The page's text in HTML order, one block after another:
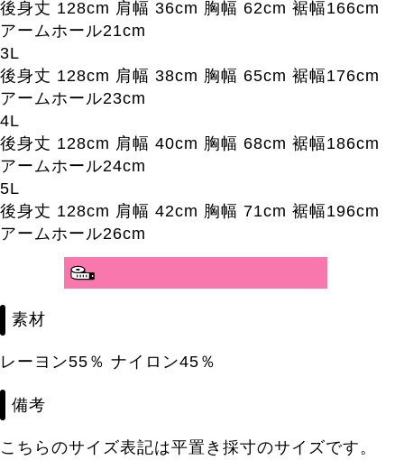
後身丈 128cm 肩幅 36cm 胸幅 62cm 裾幅166cm
アームホール21cm
3L
後身丈 128cm 肩幅 38cm 胸幅 65cm 裾幅176cm
アームホール23cm
4L
後身丈 128cm 肩幅 40cm 胸幅 68cm 裾幅186cm
アームホール24cm
5L
後身丈 128cm 肩幅 42cm 胸幅 71cm 裾幅196cm
アームホール26cm
素材
レーヨン55％ ナイロン45％
備考
こちらのサイズ表記は平置き採寸のサイズです。